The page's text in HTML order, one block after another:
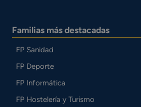
Familias más destacadas
FP Sanidad
FP Deporte
FP Informática
FP Hostelería y Turismo